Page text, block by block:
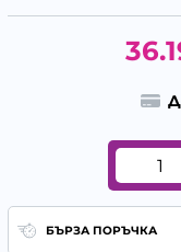
БЪРЗА ПОРЪЧКА